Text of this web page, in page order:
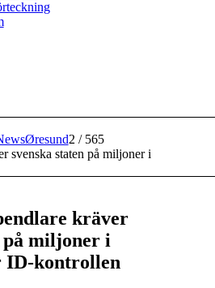
2 / 565
svenska staten på miljoner i
kräver
på miljoner i
ID-kontrollen